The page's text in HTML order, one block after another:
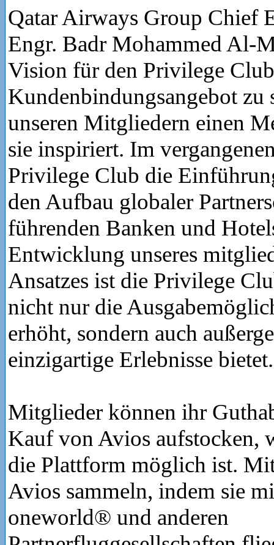
Qatar Airways Group Chief
Engr. Badr Mohammed Al-
Vision für den Privilege
Kundenbindungsangebot zu
unseren Mitgliedern einen
sie inspiriert. Im
Privilege Club die
den Aufbau globaler
führenden Banken und
Entwicklung unseres
Ansatzes ist die Privilege
nicht nur die
erhöht, sondern auch
einzigartige Erlebnisse
Mitglieder können ihr
Kauf von Avios aufstocken,
die Plattform möglich ist.
Avios sammeln, indem sie
oneworld® und anderen